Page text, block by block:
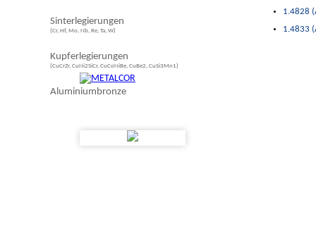
1.4828
1.4833
Sinterlegierungen
(Cr, Hf, Mo, Nb, Re, Ta, W)
Kupferlegierungen
(CuCrZr, CuNi2SiCr, CuCoNiBe, CuBe2, CuSi3Mn1)
Aluminiumbronze